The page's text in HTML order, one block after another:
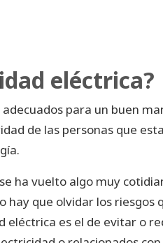
eléctrica?
para un buen
de las personas que
ha vuelto algo muy
que olvidar los riesgos
eléctrica es el de evitar o